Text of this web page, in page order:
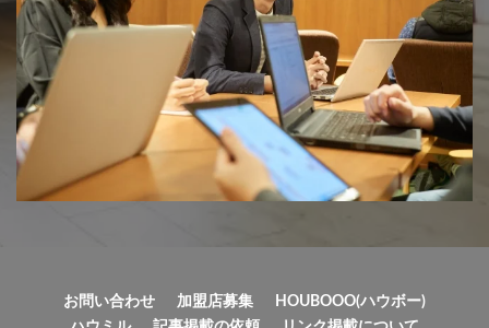
お問い合わせ 加盟店募集
HOUBOOO(ハウボー)